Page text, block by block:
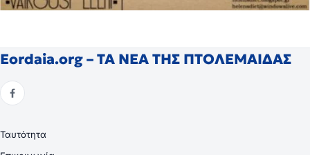
Eordaia.org – ΤΑ ΝΕΑ ΤΗΣ ΠΤΟΛΕΜΑΙΔΑΣ
Ταυτότητα